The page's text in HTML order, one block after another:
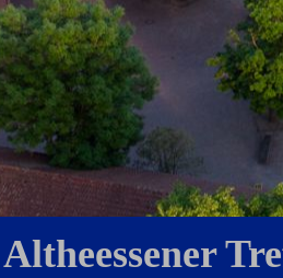
Altheessener